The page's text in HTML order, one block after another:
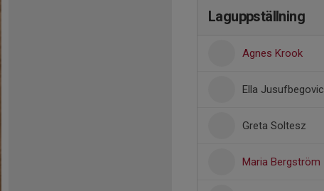
Laguppställning
Agnes Krook
Ella Jusufbegovic
Greta Soltesz
Maria Bergström